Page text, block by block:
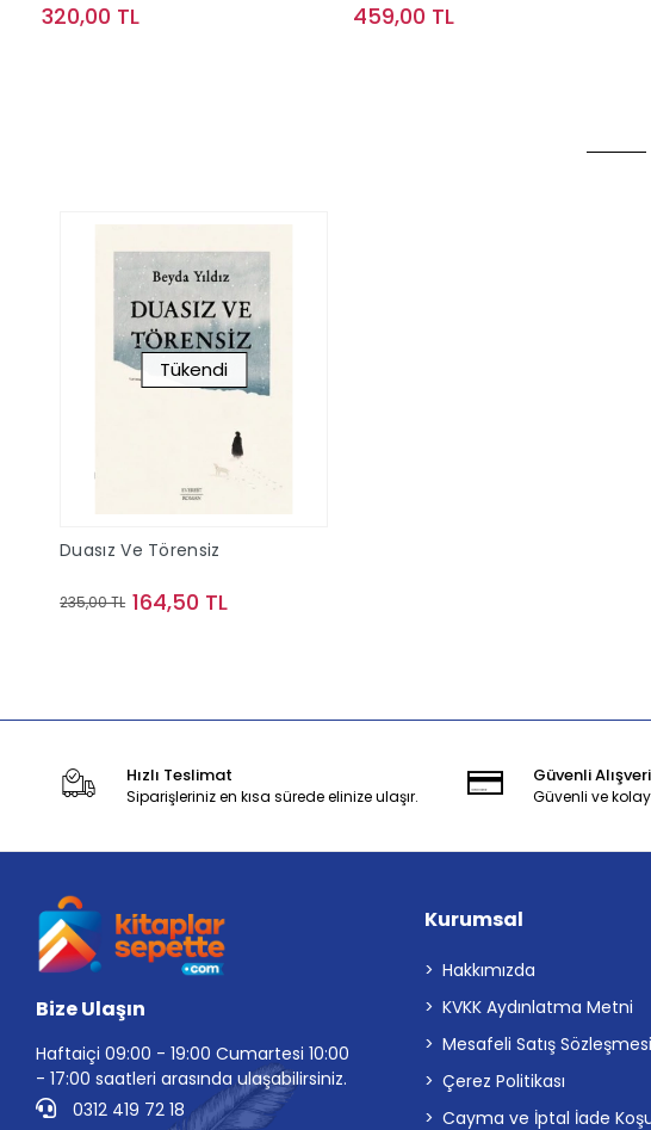
320,00 TL 459,00 TL
Tükendi
Duasız Ve Törensiz
235,00 TL 164,50 TL
Hızlı Teslimat
Siparişleriniz en kısa sürede elinize ulaşır.
Güvenli
Güvenli ve
Bize Ulaşın
Haftaiçi 09:00 - 19:00 Cumartesi 10:00
- 17:00 saatleri arasında ulaşabilirsiniz.
0312 419 72 18
Kurumsal
Hakkımızda
KVKK Aydınlatma Metni
Mesafeli Satış Sözleşmesi
Çerez Politikası
Cayma ve İptal İade